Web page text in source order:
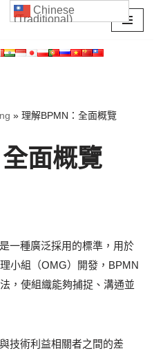
» 理解BPMN：全面概覽
面概覽
一種廣泛採用的標準，用於
小組（OMG）開發，BPMN
，使組織能夠捕捉、溝通並
技術利益相關者之間的差
Chinese
(Traditional)